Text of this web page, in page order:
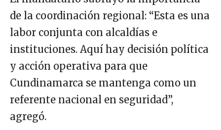
de la coordinación regional: “Esta es una
labor conjunta con alcaldías e
instituciones. Aquí hay decisión política
y acción operativa para que
Cundinamarca se mantenga como un
referente nacional en seguridad”,
agregó.